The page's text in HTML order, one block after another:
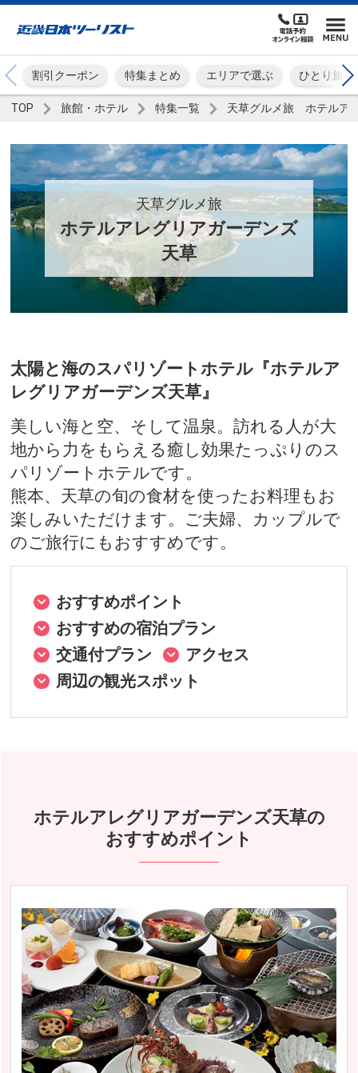
割引クーポン 特集まとめ エリアで選ぶ ひとり旅
TOP 旅館・ホテル 特集一覧 天草グルメ旅 ホテルア
天草グルメ旅
ホテルアレグリアガーデンズ
天草
太陽と海のスパリゾートホテル『ホテルア
レグリアガーデンズ天草』
美しい海と空、そして温泉。訪れる人が大
地から力をもらえる癒し効果たっぷりのス
パリゾートホテルです。
熊本、天草の旬の食材を使ったお料理もお
楽しみいただけます。ご夫婦、カップルで
のご旅行にもおすすめです。
おすすめポイント
おすすめの宿泊プラン
交通付プラン
アクセス
周辺の観光スポット
ホテルアレグリアガーデンズ天草の
おすすめポイント